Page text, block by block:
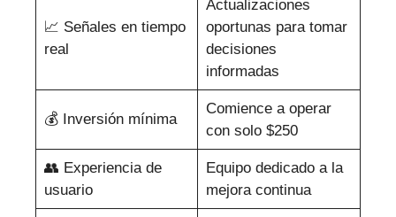
📈 Señales en tiempo
real
Actualizaciones
oportunas para tomar
decisiones
informadas
💰 Inversión mínima
Comience a operar
con solo $250
👥 Experiencia de
usuario
Equipo dedicado a la
mejora continua